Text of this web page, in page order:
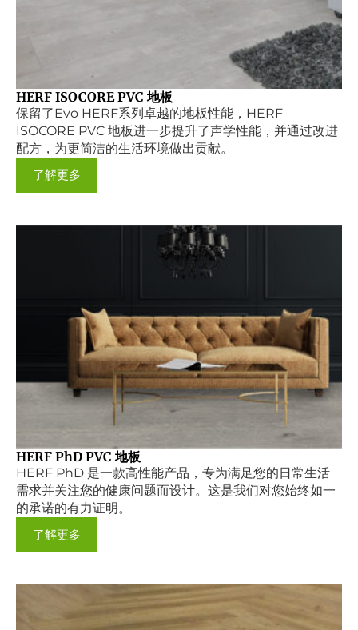
HERF ISOCORE PVC 地板
保留了Evo HERF系列卓越的地板性能，HERF
ISOCORE PVC 地板进一步提升了声学性能，并通过改进
配方，为更简洁的生活环境做出贡献。
了解更多
HERF PhD PVC 地板
HERF PhD 是一款高性能产品，专为满足您的日常生活
需求并关注您的健康问题而设计。这是我们对您始终如一
的承诺的有力证明。
了解更多